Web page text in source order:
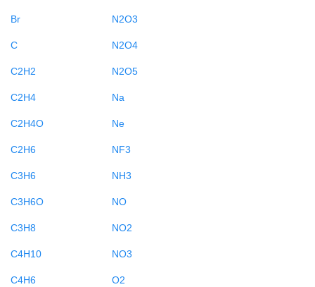
Br
C
C2H2
C2H4
C2H4O
C2H6
C3H6
C3H6O
C3H8
C4H10
C4H6
N2O3
N2O4
N2O5
Na
Ne
NF3
NH3
NO
NO2
NO3
O2